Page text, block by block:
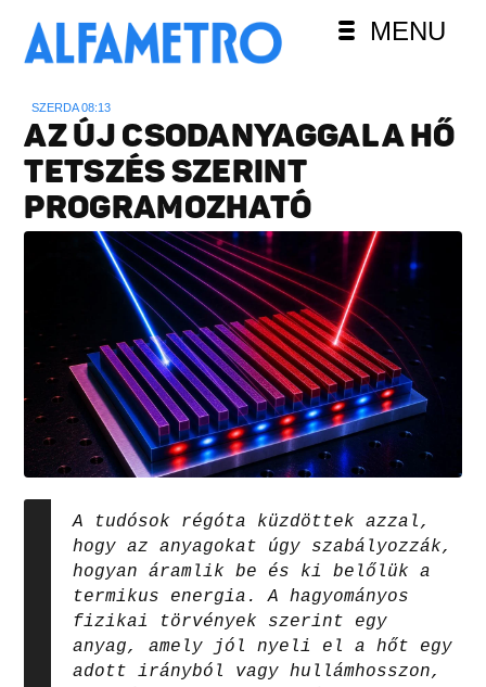
MENU
SZERDA 08:13
AZ ÚJ CSODANYAGGAL A HŐ
TETSZÉS SZERINT
PROGRAMOZHATÓ
A tudósok régóta küzdöttek azzal,
hogy az anyagokat úgy szabályozzák,
hogyan áramlik be és ki belőlük a
termikus energia. A hagyományos
fizikai törvények szerint egy
anyag, amely jól nyeli el a hőt egy
adott irányból vagy hullámhosszon,